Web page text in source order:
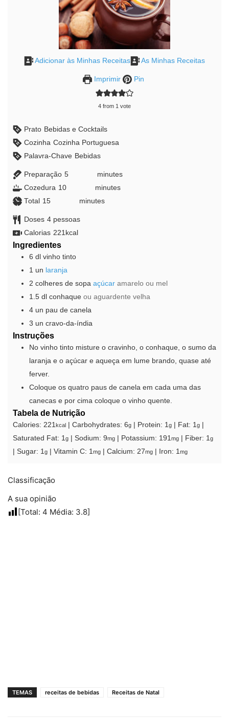
Adicionar às Minhas Receitas As Minhas Receitas
Imprimir Pin
4 from 1 vote
Prato Bebidas e Cocktails
Cozinha Cozinha Portuguesa
Palavra-Chave Bebidas
Preparação 5minutes
minutes
Cozedura 10minutes
minutes
Total 15minutes minutes
Doses 4 pessoas
Calorias 221 kcal
Ingredientes
6 dl vinho tinto
1 un laranja
2 colheres de sopa açúcar amarelo ou mel
1.5 dl conhaque ou aguardente velha
4 un pau de canela
3 un cravo-da-índia
Instruções
No vinho tinto misture o cravinho, o conhaque, o sumo da
laranja e o açúcar e aqueça em lume brando, quase até
ferver.
Coloque os quatro paus de canela em cada uma das
canecas e por cima coloque o vinho quente.
Tabela de Nutrição
Calories: 221kcal Carbohydrates: 6g Protein: 1g Fat: 1g
Saturated Fat: 1g Sodium: 9mg Potassium: 191mg Fiber: 1g
Sugar: 1g Vitamin C: 1mg Calcium: 27mg Iron: 1mg
Classificação
A sua opinião
[Total: 4 Média: 3.8]
TEMAS receitas de bebidas Receitas de Natal